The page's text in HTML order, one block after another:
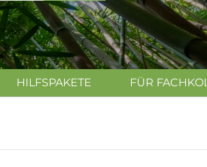
HILFSPAKETE FÜR